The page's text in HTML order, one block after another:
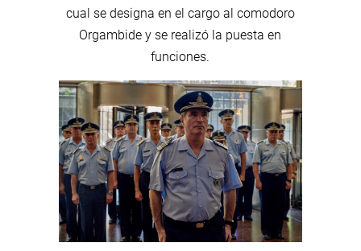
cual se designa en el cargo al comodoro
Orgambide y se realizó la puesta en
funciones.